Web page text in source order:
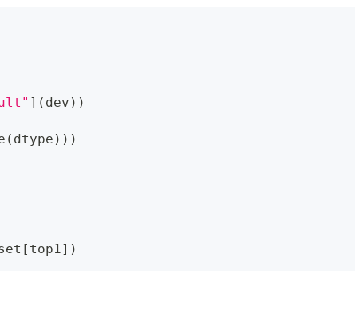
] ( dev ) )
( dtype ) ) )
[ top1 ] )